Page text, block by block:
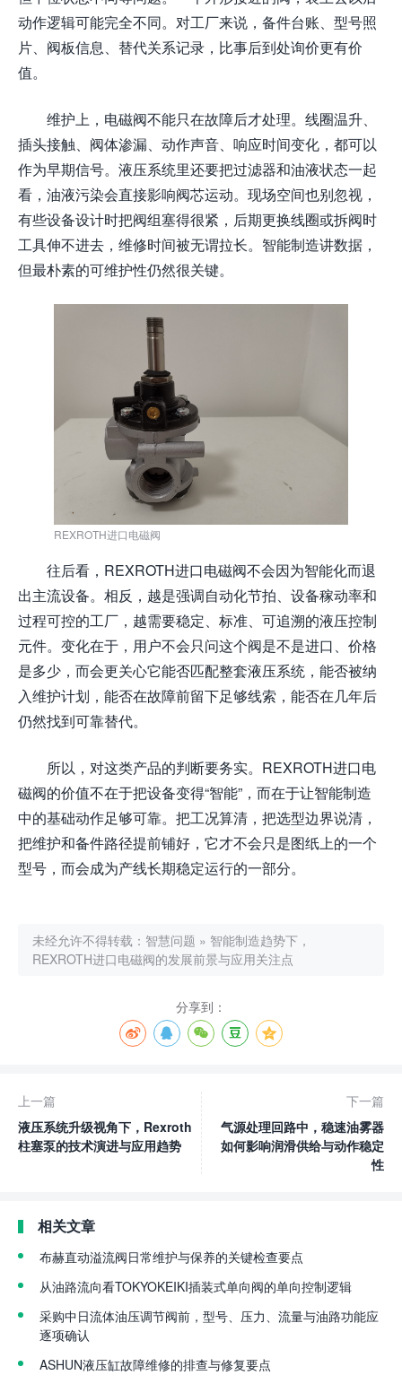
动作逻辑可能完全不同。对工厂来说，备件台账、型号照
片、阀板信息、替代关系记录，比事后到处询价更有价
值。
维护上，电磁阀不能只在故障后才处理。线圈温升、
插头接触、阀体渗漏、动作声音、响应时间变化，都可以
作为早期信号。液压系统里还要把过滤器和油液状态一起
看，油液污染会直接影响阀芯运动。现场空间也别忽视，
有些设备设计时把阀组塞得很紧，后期更换线圈或拆阀时
工具伸不进去，维修时间被无谓拉长。智能制造讲数据，
但最朴素的可维护性仍然很关键。
REXROTH进口电磁阀
往后看，REXROTH进口电磁阀不会因为智能化而退
出主流设备。相反，越是强调自动化节拍、设备稼动率和
过程可控的工厂，越需要稳定、标准、可追溯的液压控制
元件。变化在于，用户不会只问这个阀是不是进口、价格
是多少，而会更关心它能否匹配整套液压系统，能否被纳
入维护计划，能否在故障前留下足够线索，能否在几年后
仍然找到可靠替代。
所以，对这类产品的判断要务实。REXROTH进口电
磁阀的价值不在于把设备变得“智能”，而在于让智能制造
中的基础动作足够可靠。把工况算清，把选型边界说清，
把维护和备件路径提前铺好，它才不会只是图纸上的一个
型号，而会成为产线长期稳定运行的一部分。
未经允许不得转载： 智慧问题 » 智能制造趋势下，
REXROTH进口电磁阀的发展前景与应用关注点
分享到：
上一篇
液压系统升级视角下，Rexroth
柱塞泵的技术演进与应用趋势
下一篇
气源处理回路中，稳速油雾器
如何影响润滑供给与动作稳定
性
相关文章
布赫直动溢流阀日常维护与保养的关键检查要点
从油路流向看TOKYOKEIKI插装式单向阀的单向控制逻辑
采购中日流体油压调节阀前，型号、压力、流量与油路功能应
逐项确认
ASHUN液压缸故障维修的排查与修复要点